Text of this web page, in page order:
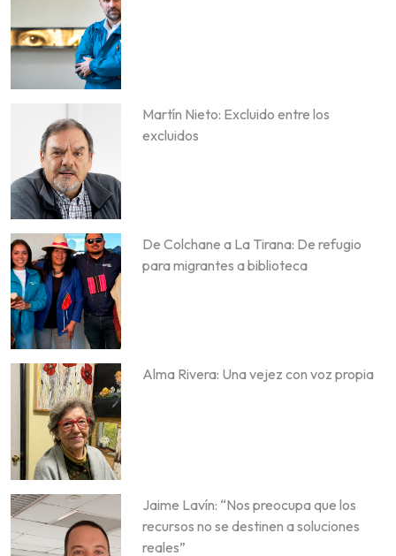
Martín Nieto: Excluido entre los
excluidos
De Colchane a La Tirana: De refugio
para migrantes a biblioteca
Alma Rivera: Una vejez con voz propia
Jaime Lavín: “Nos preocupa que los
recursos no se destinen a soluciones
reales”